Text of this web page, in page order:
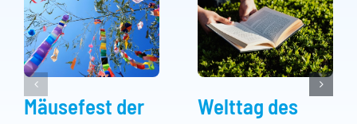
Mäusefest der
Welttag des